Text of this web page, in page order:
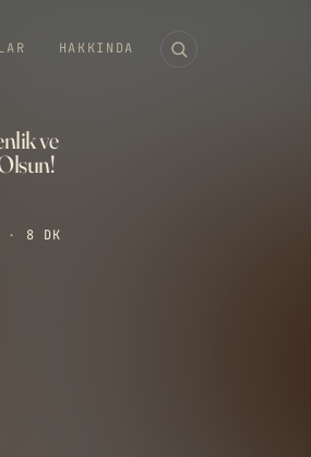
HAKKINDA
ve
·
8 DK